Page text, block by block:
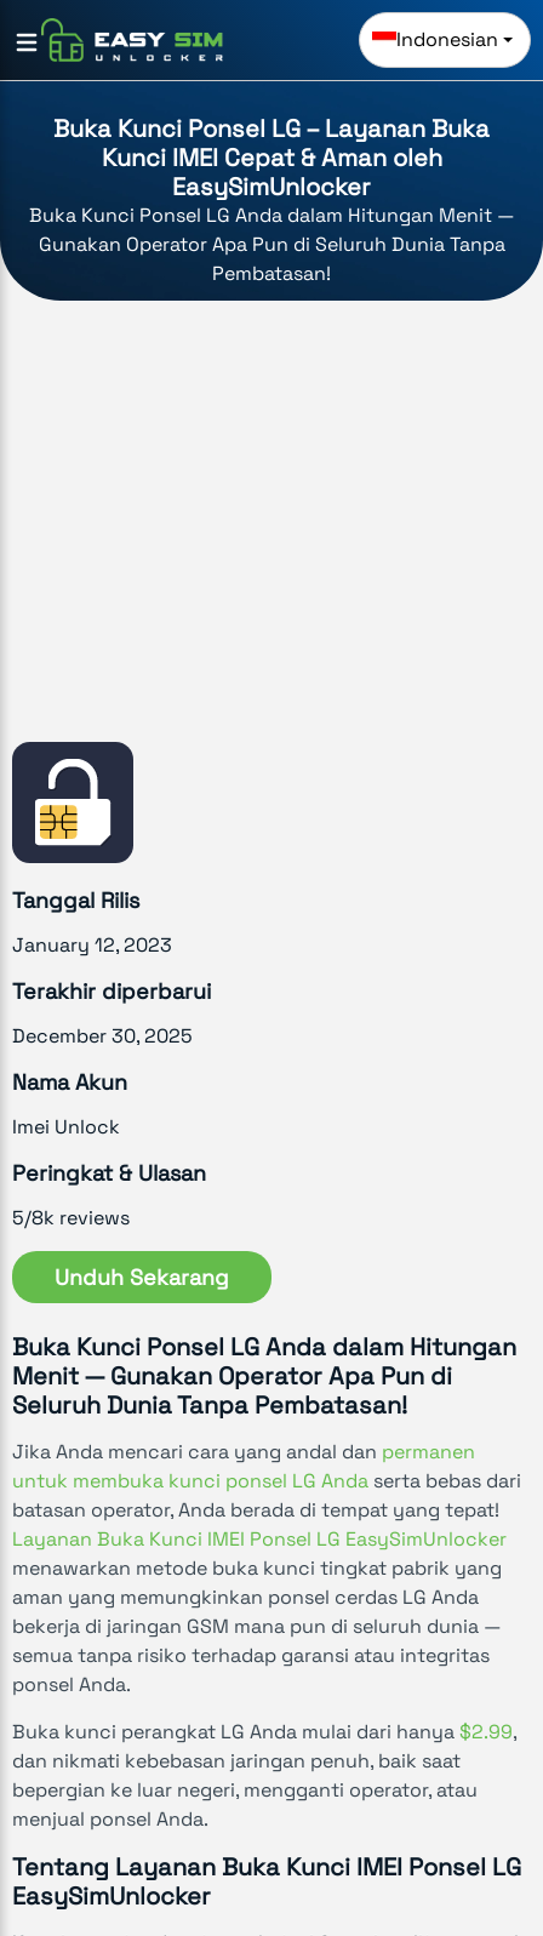
Indonesian
Buka Kunci Ponsel LG – Layanan Buka
Kunci IMEI Cepat & Aman oleh
EasySimUnlocker
Buka Kunci Ponsel LG Anda dalam Hitungan Menit —
Gunakan Operator Apa Pun di Seluruh Dunia Tanpa
Pembatasan!
Tanggal Rilis
January 12, 2023
Terakhir diperbarui
December 30, 2025
Nama Akun
Imei Unlock
Peringkat & Ulasan
5/8k reviews
Unduh Sekarang
Buka Kunci Ponsel LG Anda dalam Hitungan
Menit — Gunakan Operator Apa Pun di
Seluruh Dunia Tanpa Pembatasan!
Jika Anda mencari cara yang andal dan permanen
untuk membuka kunci ponsel LG Anda serta bebas dari
batasan operator, Anda berada di tempat yang tepat!
Layanan Buka Kunci IMEI Ponsel LG EasySimUnlocker
menawarkan metode buka kunci tingkat pabrik yang
aman yang memungkinkan ponsel cerdas LG Anda
bekerja di jaringan GSM mana pun di seluruh dunia —
semua tanpa risiko terhadap garansi atau integritas
ponsel Anda.
Buka kunci perangkat LG Anda mulai dari hanya$2.99,
dan nikmati kebebasan jaringan penuh, baik saat
bepergian ke luar negeri, mengganti operator, atau
menjual ponsel Anda.
Tentang Layanan Buka Kunci IMEI Ponsel LG
EasySimUnlocker